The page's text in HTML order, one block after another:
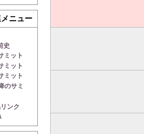
ニュー
史
ミット
ミット
ミット
のサミ
ンク